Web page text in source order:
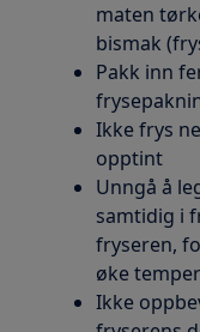
maten
bismak
Pakk inn
Ikke frys
opptint
Unngå å
samtidig i
fryseren,
øke
Ikke